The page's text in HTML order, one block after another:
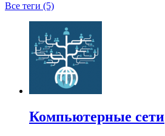
Все теги (5)
Компьютерные сети